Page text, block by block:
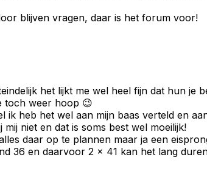
blijven vragen, daar is het forum voor!
het lijkt me wel heel fijn dat hun je
toch weer hoop 😉
ik heb het wel aan mijn baas verteld en
niet en dat is soms best wel moeilijk!
daar op te plannen maar ja een
36 en daarvoor 2 x 41 kan het lang